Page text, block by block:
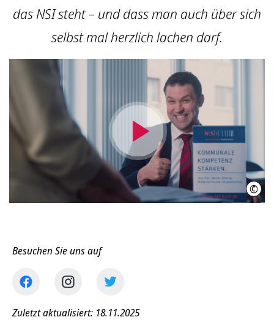
das NSI steht – und dass man auch über sich
selbst mal herzlich lachen darf.
Video
abspielen
©NSI
Besuchen Sie uns auf
Zuletzt aktualisiert: 18.11.2025